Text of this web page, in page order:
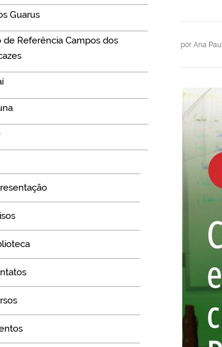
Guarus
de Referência Campos dos
por Ana